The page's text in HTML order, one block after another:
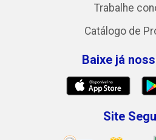
Trabalhe
Catálogo de
Baixe já
Site